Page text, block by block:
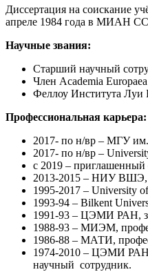
Диссертация на соискание
апреле 1984 года в МИАН
Научные звания:
Старший научный
Член Academia
Феллоу Института Луи
Профессиональная карьера:
2017- по н/вр – МГУ
2017- по н/вр –
с 2019 – приглашенный
2013-2015 – НИУ ВШЭ,
1995-2017 – University
1993-94 – Bilkent
1991-93 – ЦЭМИ РАН,
1988-93 – МИЭМ,
1986-88 – МАТИ,
1974-2010 – ЦЭМИ РАН
научный сотрудник.